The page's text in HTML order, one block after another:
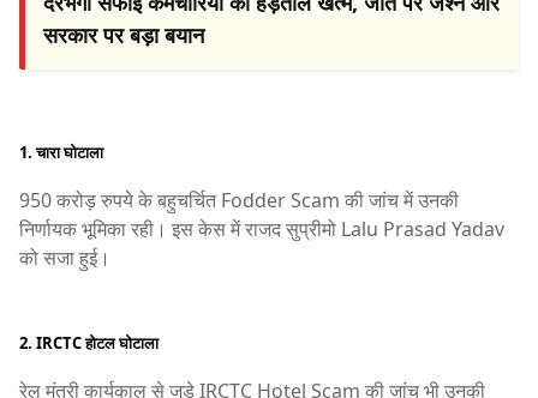
सरकार पर बड़ा बयान
1. चारा घोटाला
950 करोड़ रुपये के बहुचर्चित Fodder Scam की जांच में उनकी
निर्णायक भूमिका रही। इस केस में राजद सुप्रीमो Lalu Prasad Yadav
को सजा हुई।
2. IRCTC होटल घोटाला
रेल मंत्री कार्यकाल से जुड़ेIRCTC Hotel Scam की जांच भी उनकी